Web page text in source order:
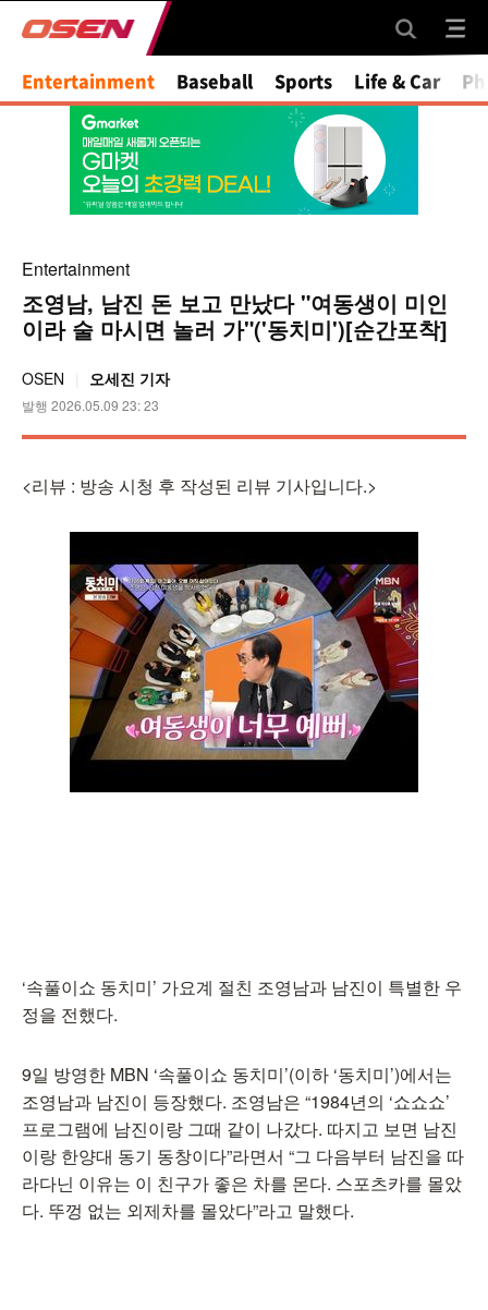
Entertainment Baseball Sports Life & Car
Entertainment
조영남, 남진 돈 보고 만났다 "여동생이 미인
이라 술 마시면 놀러 가"('동치미')[순간포착]
OSEN 오세진 기자
발행 2026.05.09 23: 23
<리뷰 : 방송 시청 후 작성된 리뷰 기사입니다.>
‘속풀이쇼 동치미’ 가요계 절친 조영남과 남진이 특별한 우
정을 전했다.
9일 방영한 MBN ‘속풀이쇼 동치미’(이하 ‘동치미’)에서는
조영남과 남진이 등장했다. 조영남은 “1984년의 ‘쇼쇼쇼’
프로그램에 남진이랑 그때 같이 나갔다. 따지고 보면 남진
이랑 한양대 동기 동창이다”라면서 “그 다음부터 남진을 따
라다닌 이유는 이 친구가 좋은 차를 몬다. 스포츠카를 몰았
다. 뚜껑 없는 외제차를 몰았다”라고 말했다.